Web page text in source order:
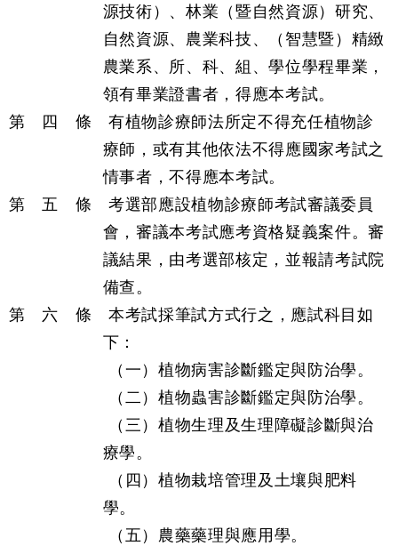
源技術）、林業（暨自然資源）研究、
自然資源、農業科技、（智慧暨）精緻
農業系、所、科、組、學位學程畢業，
領有畢業證書者，得應本考試。
第 四 條 有植物診療師法所定不得充任植物診
療師，或有其他依法不得應國家考試之
情事者，不得應本考試。
第 五 條 考選部應設植物診療師考試審議委員
會，審議本考試應考資格疑義案件。審
議結果，由考選部核定，並報請考試院
備查。
第 六 條 本考試採筆試方式行之，應試科目如
下：
（一）植物病害診斷鑑定與防治學。
（二）植物蟲害診斷鑑定與防治學。
（三）植物生理及生理障礙診斷與治
療學。
（四）植物栽培管理及土壤與肥料
學。
（五）農藥藥理與應用學。